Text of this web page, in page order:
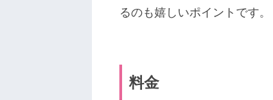
るのも嬉しいポイントです。
料金